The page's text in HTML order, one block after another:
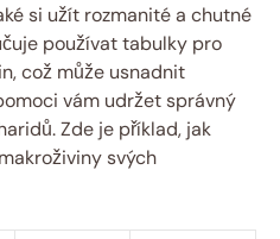
si užít rozmanité a chutné
používat tabulky pro
což může usnadnit
vám udržet správný
Zde je příklad, jak
svých